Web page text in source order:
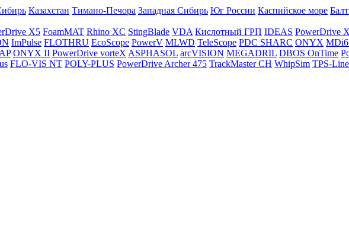
Казахстан Тимано-Печора Западная Сибирь Юг России Каспийское море
X5 FoamMAT Rhino XC StingBlade VDA Кислотный ГРП IDEAS PowerDrive
ImPulse FLOTHRU EcoScope PowerV MLWD TeleScope PDC SHARC ONYX
ONYX II PowerDrive vorteX ASPHASOL arcVISION MEGADRIL DBOS OnTime
FLO-VIS NT POLY-PLUS PowerDrive Archer 475 TrackMaster CH WhipSim TPS-Line